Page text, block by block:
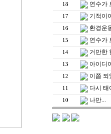
18 연수가
17 기적이
16 환경운
15 연수가
14 거만한
13 아이디
12 이쯤 되
11 다시 태
10 나만...